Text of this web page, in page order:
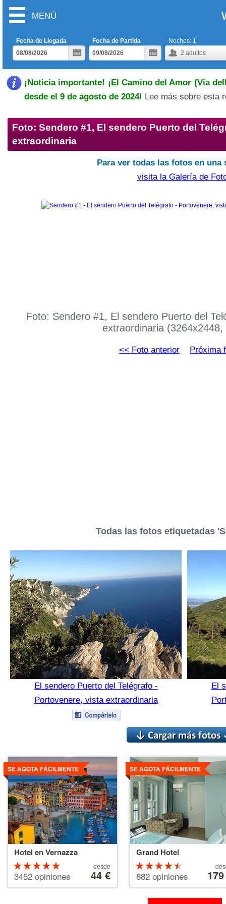
MENÚ
Fecha de Llegada
Fecha de Partida
2 adultos
Noches: 1
¡Noticia importante! ¡El Camino del Amor (Via
desde el 9 de agosto de 2024! Lee más sobre esta
Foto: Sendero #1, El sendero Puerto del
extraordinaria
Para ver todas las fotos en una
visita la Galería de
Foto: Sendero #1, El sendero Puerto del
extraordinaria
<< Foto anterior Próxima
Todas las fotos etiquetadas
El sendero Puerto del Telégrafo -
Portovenere, vista extraordinaria
El
Hotel en Vernazza
SE AGOTA FÁCILMENTE
Valoración
de 5
estrellas
3452 opiniones
44 €
desde
44 €
Ver
detalles
Grand Hotel
SE AGOTA FÁCILMENTE
de 4.5
estrellas
882 opiniones partir
179 €
Ver
detalles